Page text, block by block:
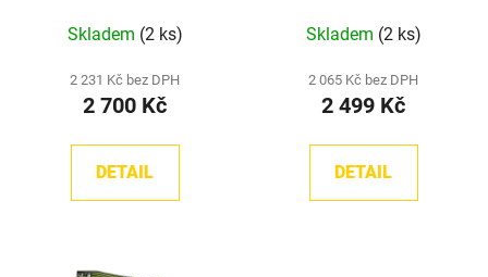
Skladem (2 ks)
2 231 Kč bez DPH
2 700 Kč
DETAIL
Skladem (2 ks)
2 065 Kč bez DPH
2 499 Kč
DETAIL